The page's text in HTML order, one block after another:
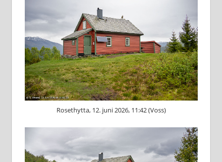
Rosethytta, 12. juni 2026, 11:42 (Voss)